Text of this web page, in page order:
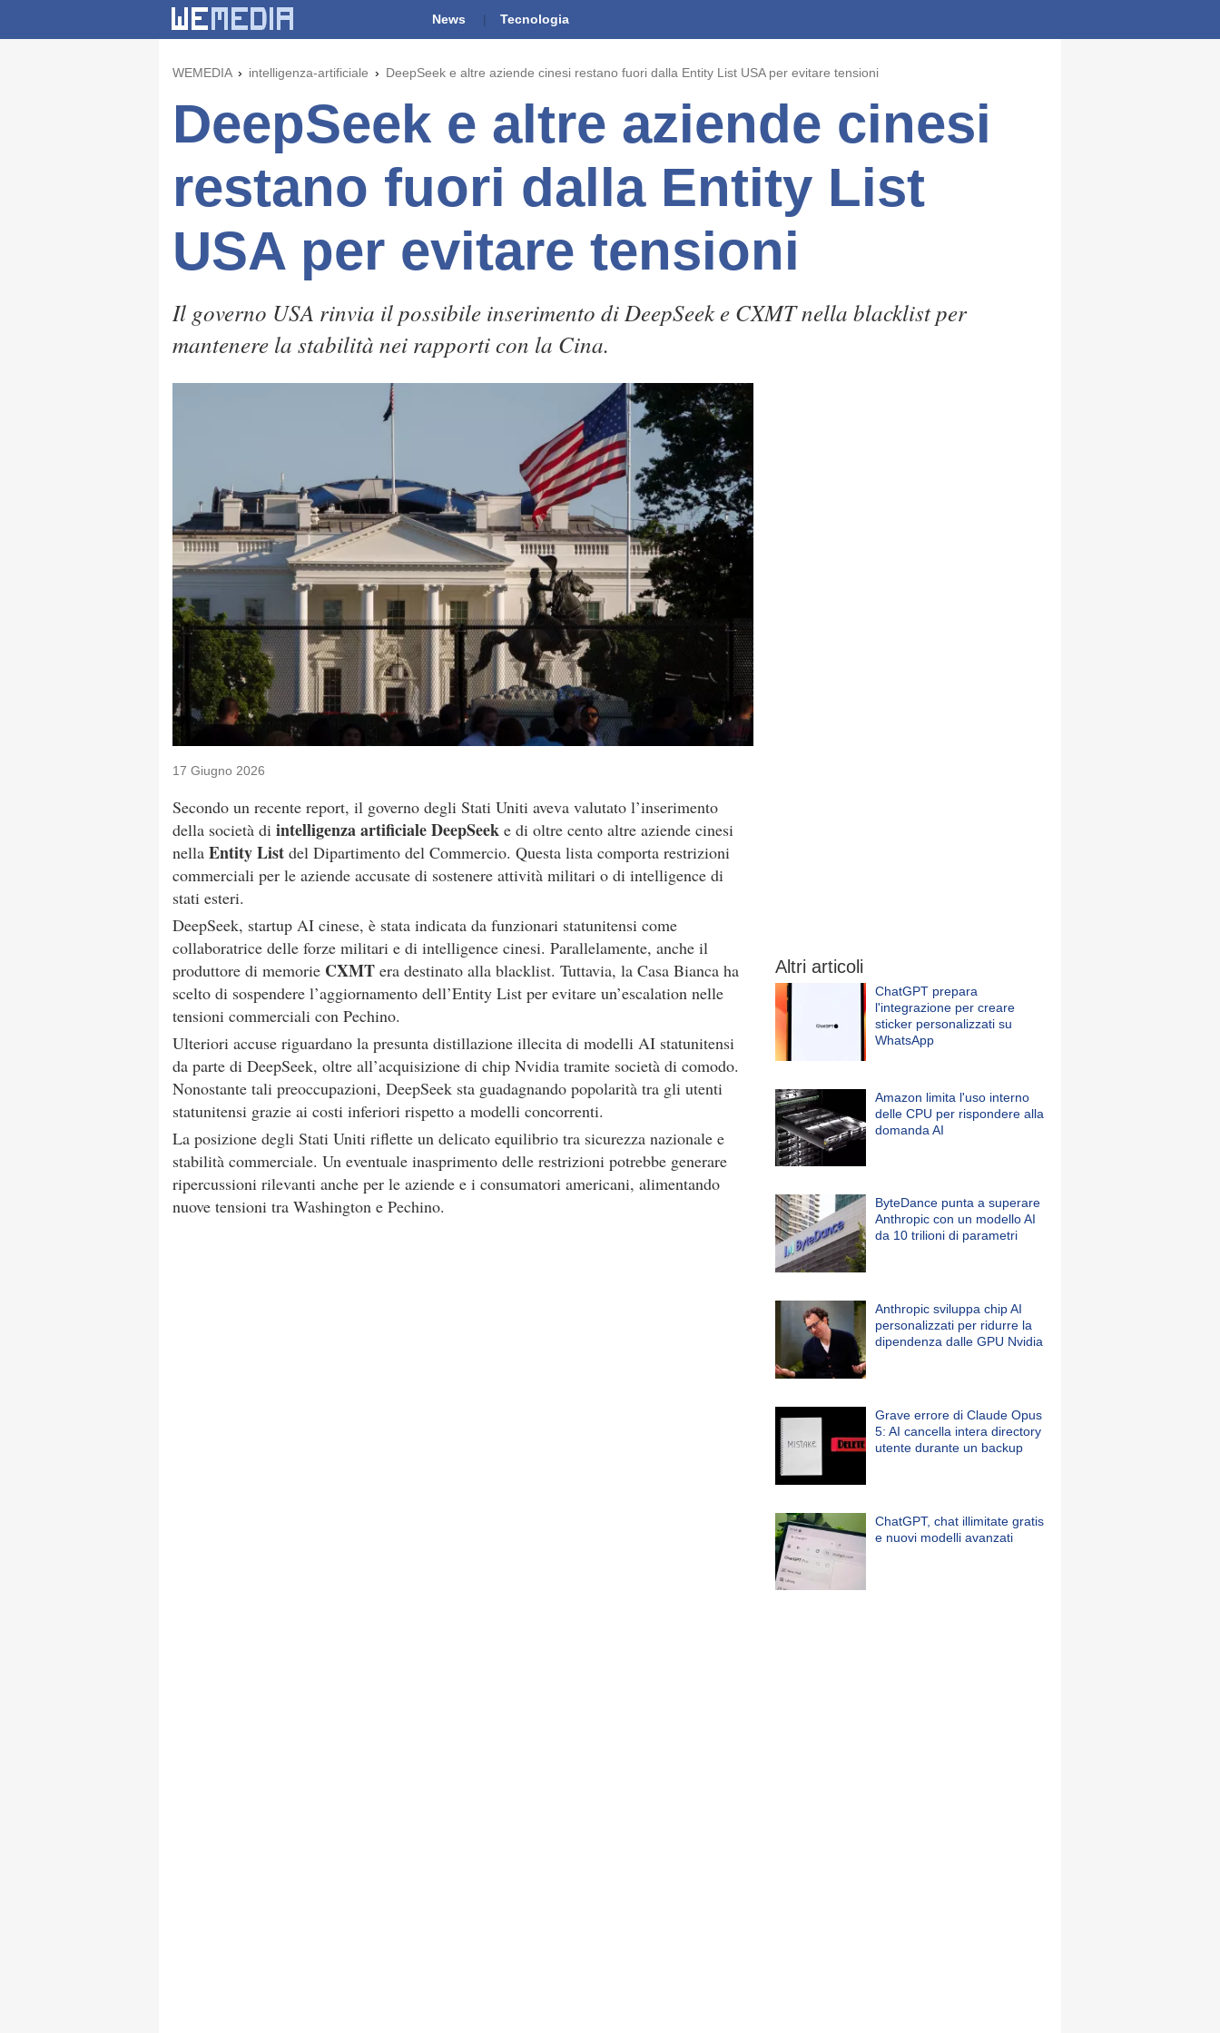
News Tecnologia
WEMEDIA intelligenza-artificiale DeepSeek e altre aziende cinesi restano fuori dalla Entity List USA per evitare tensioni
DeepSeek e altre aziende cinesi
restano fuori dalla Entity List
USA per evitare tensioni
Il governo USA rinvia il possibile inserimento di DeepSeek e CXMT nella blacklist per
mantenere la stabilità nei rapporti con la Cina.
17 Giugno 2026
Secondo un recente report, il governo degli Stati Uniti aveva valutato l’inserimento
della società di intelligenza artificiale DeepSeek e di oltre cento altre aziende cinesi
nella Entity List del Dipartimento del Commercio. Questa lista comporta restrizioni
commerciali per le aziende accusate di sostenere attività militari o di intelligence di
stati esteri.
DeepSeek, startup AI cinese, è stata indicata da funzionari statunitensi come
collaboratrice delle forze militari e di intelligence cinesi. Parallelamente, anche il
produttore di memorie CXMT era destinato alla blacklist. Tuttavia, la Casa Bianca ha
scelto di sospendere l’aggiornamento dell’Entity List per evitare un’escalation nelle
tensioni commerciali con Pechino.
Ulteriori accuse riguardano la presunta distillazione illecita di modelli AI statunitensi
da parte di DeepSeek, oltre all’acquisizione di chip Nvidia tramite società di comodo.
Nonostante tali preoccupazioni, DeepSeek sta guadagnando popolarità tra gli utenti
statunitensi grazie ai costi inferiori rispetto a modelli concorrenti.
La posizione degli Stati Uniti riflette un delicato equilibrio tra sicurezza nazionale e
stabilità commerciale. Un eventuale inasprimento delle restrizioni potrebbe generare
ripercussioni rilevanti anche per le aziende e i consumatori americani, alimentando
nuove tensioni tra Washington e Pechino.
Altri articoli
ChatGPT prepara
l'integrazione per creare
sticker personalizzati su
WhatsApp
Amazon limita l'uso interno
delle CPU per rispondere alla
domanda AI
ByteDance punta a superare
Anthropic con un modello AI
da 10 trilioni di parametri
Anthropic sviluppa chip AI
personalizzati per ridurre la
dipendenza dalle GPU Nvidia
Grave errore di Claude Opus
5: AI cancella intera directory
utente durante un backup
ChatGPT, chat illimitate gratis
e nuovi modelli avanzati